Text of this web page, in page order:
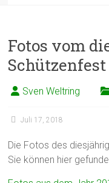
Fotos vom
Sven Weltring
Juli 17, 2018
Die Fotos des
Sie können hier